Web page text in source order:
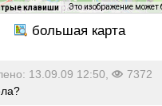
клавиши Это изображение
13.09.09 12:50,
7372